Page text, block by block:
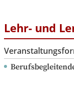
Lehr- und